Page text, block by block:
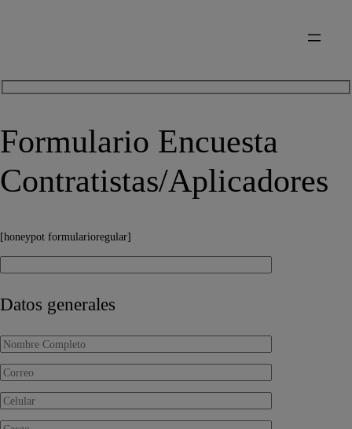
Formulario Encuesta
Contratistas/Aplicadores
[honeypot formularioregular]
Datos generales